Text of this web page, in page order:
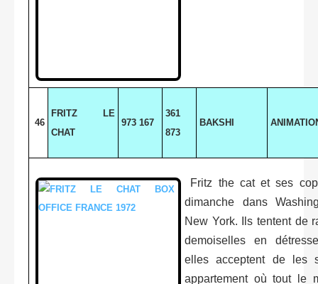
46
FRITZ LE
CHAT
973 167
361
873
BAKSHI
Fritz the cat et ses
dimanche dans
New York. Ils tentent de
demoiselles en
elles acceptent de les
appartement où tout le